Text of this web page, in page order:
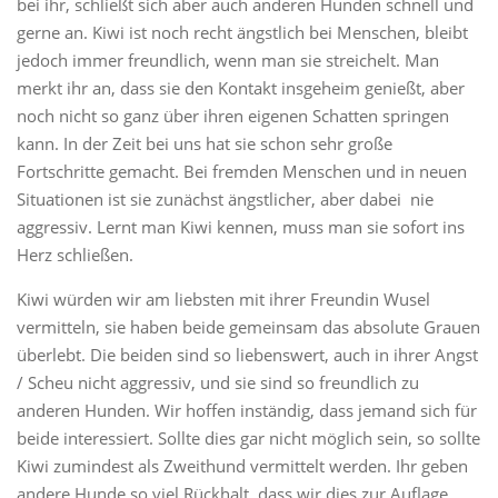
bei ihr, schließt sich aber auch anderen Hunden schnell und
gerne an. Kiwi ist noch recht ängstlich bei Menschen, bleibt
jedoch immer freundlich, wenn man sie streichelt. Man
merkt ihr an, dass sie den Kontakt insgeheim genießt, aber
noch nicht so ganz über ihren eigenen Schatten springen
kann. In der Zeit bei uns hat sie schon sehr große
Fortschritte gemacht. Bei fremden Menschen und in neuen
Situationen ist sie zunächst ängstlicher, aber dabei nie
aggressiv. Lernt man Kiwi kennen, muss man sie sofort ins
Herz schließen.
Kiwi würden wir am liebsten mit ihrer Freundin Wusel
vermitteln, sie haben beide gemeinsam das absolute Grauen
überlebt. Die beiden sind so liebenswert, auch in ihrer Angst
/ Scheu nicht aggressiv, und sie sind so freundlich zu
anderen Hunden. Wir hoffen inständig, dass jemand sich für
beide interessiert. Sollte dies gar nicht möglich sein, so sollte
Kiwi zumindest als Zweithund vermittelt werden. Ihr geben
andere Hunde so viel Rückhalt, dass wir dies zur Auflage